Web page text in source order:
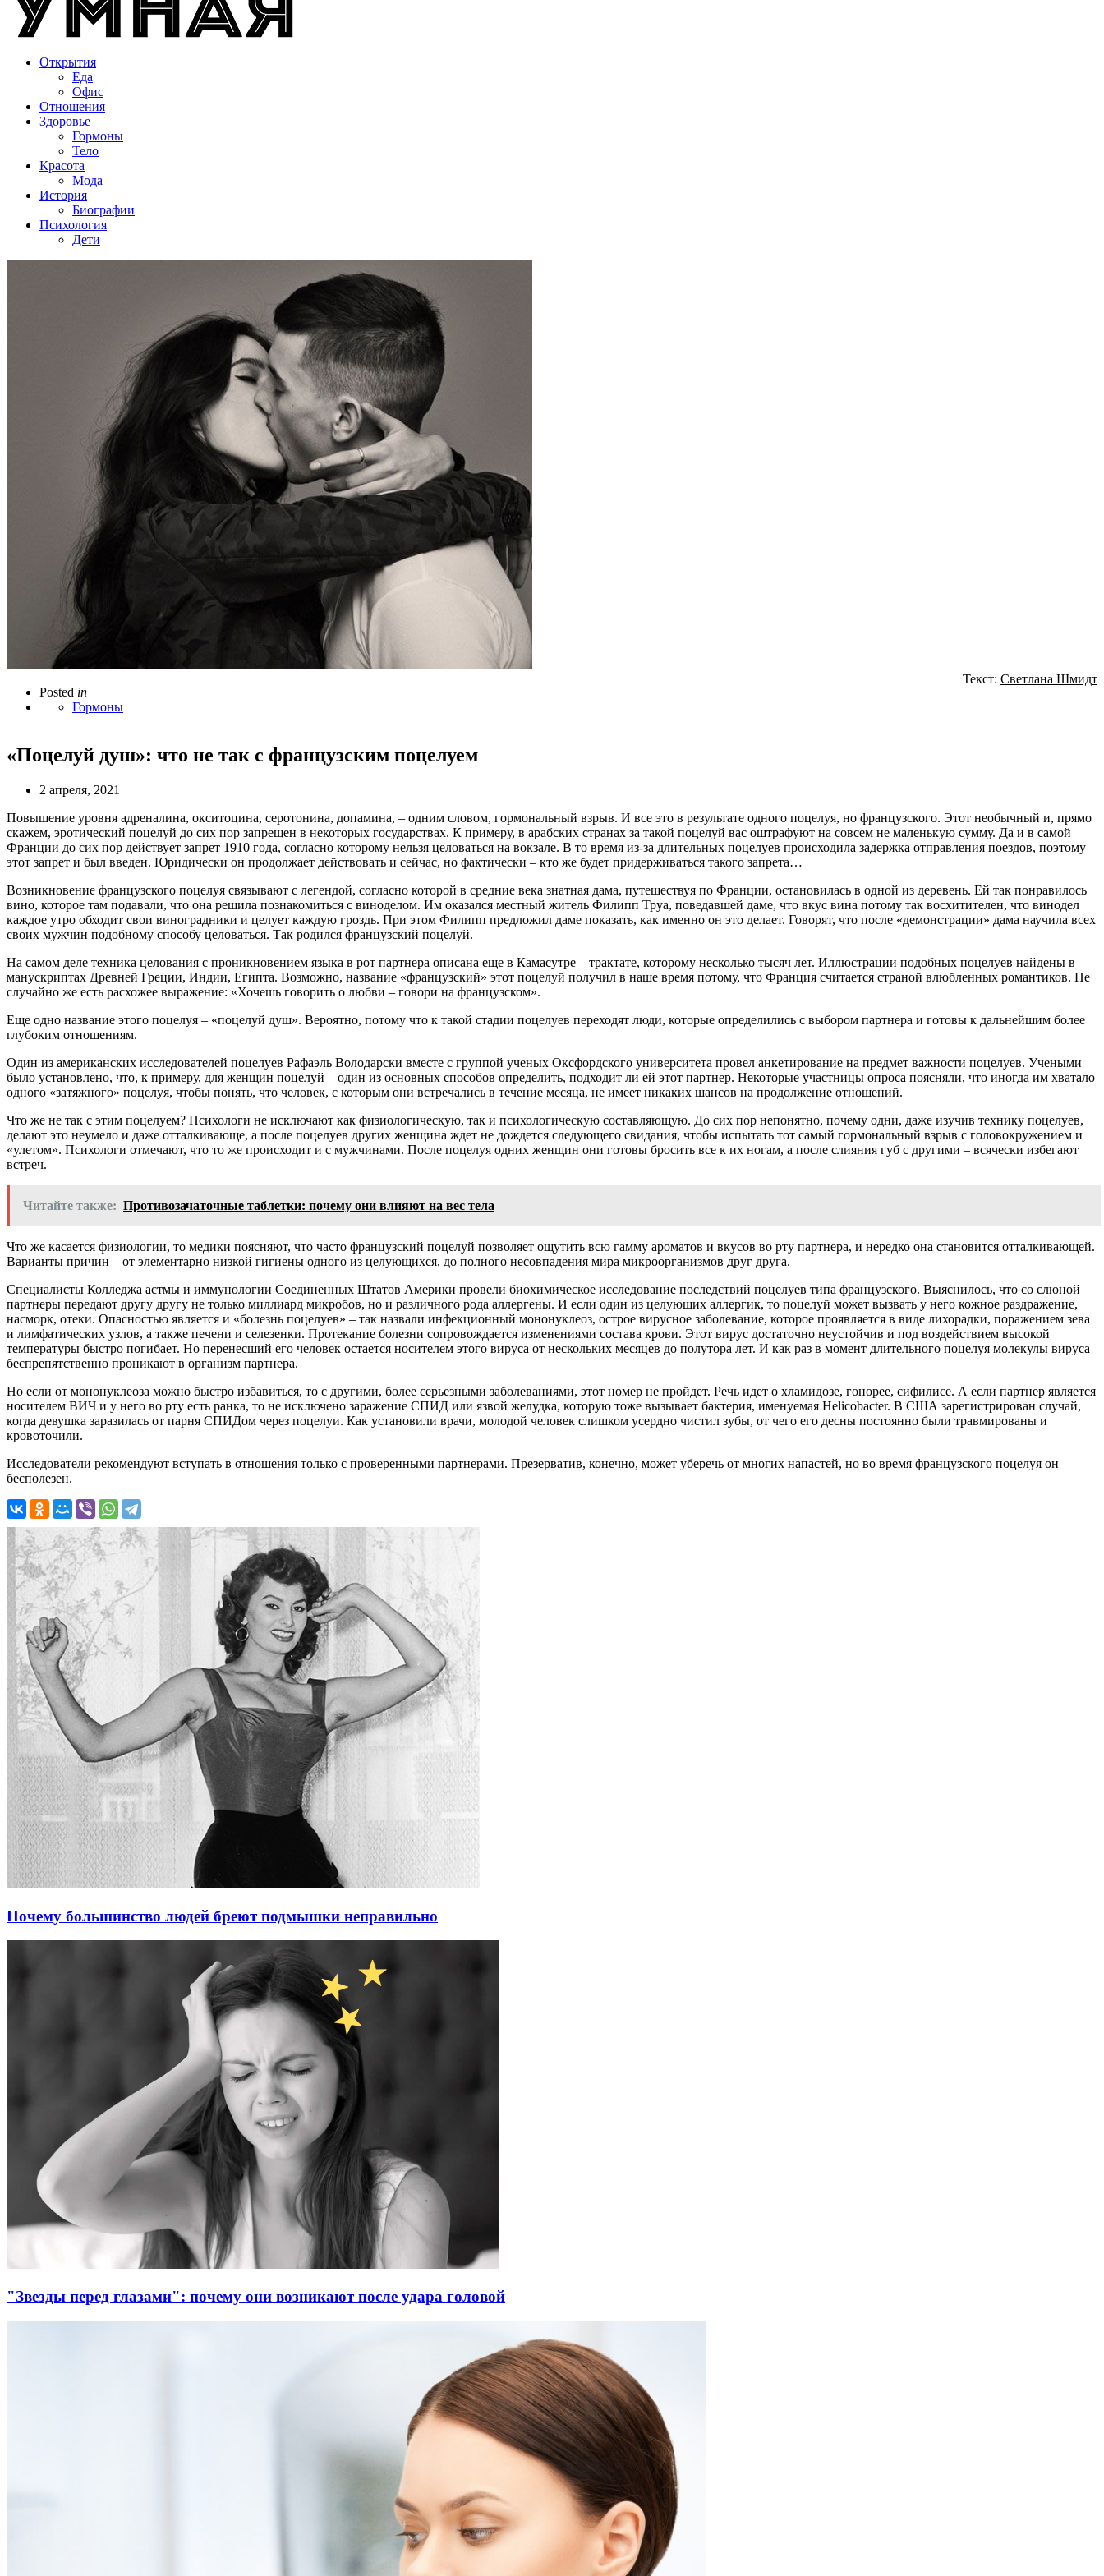
Открытия
Еда
Офис
Отношения
Здоровье
Гормоны
Тело
Красота
Мода
История
Биографии
Психология
Дети
Posted in
Гормоны
Текст: Светлана Шмидт
«Поцелуй душ»: что не так с французским поцелуем
2 апреля, 2021
Повышение уровня адреналина, окситоцина, серотонина, допамина, – одним словом, гормональный взрыв. И все это в результате одного поцелуя, но французского. Этот необычный и, прямо
скажем, эротический поцелуй до сих пор запрещен в некоторых государствах. К примеру, в арабских странах за такой поцелуй вас оштрафуют на совсем не маленькую сумму. Да и в самой
Франции до сих пор действует запрет 1910 года, согласно которому нельзя целоваться на вокзале. В то время из-за длительных поцелуев происходила задержка отправления поездов, поэтому
этот запрет и был введен. Юридически он продолжает действовать и сейчас, но фактически – кто же будет придерживаться такого запрета…
Возникновение французского поцелуя связывают с легендой, согласно которой в средние века знатная дама, путешествуя по Франции, остановилась в одной из деревень. Ей так понравилось
вино, которое там подавали, что она решила познакомиться с виноделом. Им оказался местный житель Филипп Труа, поведавшей даме, что вкус вина потому так восхитителен, что винодел
каждое утро обходит свои виноградники и целует каждую гроздь. При этом Филипп предложил даме показать, как именно он это делает. Говорят, что после «демонстрации» дама научила всех
своих мужчин подобному способу целоваться. Так родился французский поцелуй.
На самом деле техника целования с проникновением языка в рот партнера описана еще в Камасутре – трактате, которому несколько тысяч лет. Иллюстрации подобных поцелуев найдены в
манускриптах Древней Греции, Индии, Египта. Возможно, название «французский» этот поцелуй получил в наше время потому, что Франция считается страной влюбленных романтиков. Не
случайно же есть расхожее выражение: «Хочешь говорить о любви – говори на французском».
Еще одно название этого поцелуя – «поцелуй душ». Вероятно, потому что к такой стадии поцелуев переходят люди, которые определились с выбором партнера и готовы к дальнейшим более
глубоким отношениям.
Один из американских исследователей поцелуев Рафаэль Володарски вместе с группой ученых Оксфордского университета провел анкетирование на предмет важности поцелуев. Учеными
было установлено, что, к примеру, для женщин поцелуй – один из основных способов определить, подходит ли ей этот партнер. Некоторые участницы опроса поясняли, что иногда им хватало
одного «затяжного» поцелуя, чтобы понять, что человек, с которым они встречались в течение месяца, не имеет никаких шансов на продолжение отношений.
Что же не так с этим поцелуем? Психологи не исключают как физиологическую, так и психологическую составляющую. До сих пор непонятно, почему одни, даже изучив технику поцелуев,
делают это неумело и даже отталкивающе, а после поцелуев других женщина ждет не дождется следующего свидания, чтобы испытать тот самый гормональный взрыв с головокружением и
«улетом». Психологи отмечают, что то же происходит и с мужчинами. После поцелуя одних женщин они готовы бросить все к их ногам, а после слияния губ с другими – всячески избегают
встреч.
Читайте также: Противозачаточные таблетки: почему они влияют на вес тела
Что же касается физиологии, то медики поясняют, что часто французский поцелуй позволяет ощутить всю гамму ароматов и вкусов во рту партнера, и нередко она становится отталкивающей.
Варианты причин – от элементарно низкой гигиены одного из целующихся, до полного несовпадения мира микроорганизмов друг друга.
Специалисты Колледжа астмы и иммунологии Соединенных Штатов Америки провели биохимическое исследование последствий поцелуев типа французского. Выяснилось, что со слюной
партнеры передают другу другу не только миллиард микробов, но и различного рода аллергены. И если один из целующих аллергик, то поцелуй может вызвать у него кожное раздражение,
насморк, отеки. Опасностью является и «болезнь поцелуев» – так назвали инфекционный мононуклеоз, острое вирусное заболевание, которое проявляется в виде лихорадки, поражением зева
и лимфатических узлов, а также печени и селезенки. Протекание болезни сопровождается изменениями состава крови. Этот вирус достаточно неустойчив и под воздействием высокой
температуры быстро погибает. Но перенесший его человек остается носителем этого вируса от нескольких месяцев до полутора лет. И как раз в момент длительного поцелуя молекулы вируса
беспрепятственно проникают в организм партнера.
Но если от мононуклеоза можно быстро избавиться, то с другими, более серьезными заболеваниями, этот номер не пройдет. Речь идет о хламидозе, гонорее, сифилисе. А если партнер является
носителем ВИЧ и у него во рту есть ранка, то не исключено заражение СПИД или язвой желудка, которую тоже вызывает бактерия, именуемая Helicobacter. В США зарегистрирован случай,
когда девушка заразилась от парня СПИДом через поцелуи. Как установили врачи, молодой человек слишком усердно чистил зубы, от чего его десны постоянно были травмированы и
кровоточили.
Исследователи рекомендуют вступать в отношения только с проверенными партнерами. Презерватив, конечно, может уберечь от многих напастей, но во время французского поцелуя он
бесполезен.
Почему большинство людей бреют подмышки неправильно
"Звезды перед глазами": почему они возникают после удара головой